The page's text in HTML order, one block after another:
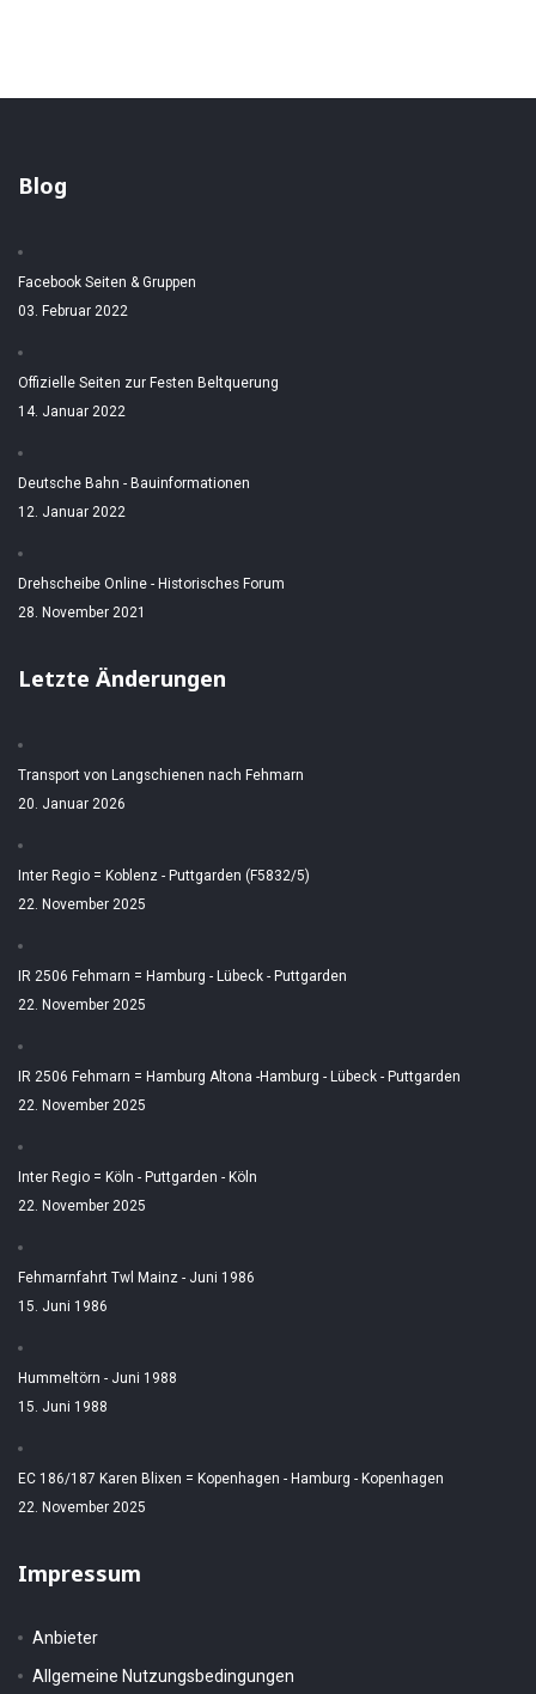
Blog
Facebook Seiten & Gruppen
03. Februar 2022
Offizielle Seiten zur Festen Beltquerung
14. Januar 2022
Deutsche Bahn - Bauinformationen
12. Januar 2022
Drehscheibe Online - Historisches Forum
28. November 2021
Letzte Änderungen
Transport von Langschienen nach Fehmarn
20. Januar 2026
Inter Regio = Koblenz - Puttgarden (F5832/5)
22. November 2025
IR 2506 Fehmarn = Hamburg - Lübeck - Puttgarden
22. November 2025
IR 2506 Fehmarn = Hamburg Altona -Hamburg - Lübeck - Puttgarden
22. November 2025
Inter Regio = Köln - Puttgarden - Köln
22. November 2025
Fehmarnfahrt Twl Mainz - Juni 1986
15. Juni 1986
Hummeltörn - Juni 1988
15. Juni 1988
EC 186/187 Karen Blixen = Kopenhagen - Hamburg - Kopenhagen
22. November 2025
Impressum
Anbieter
Allgemeine Nutzungsbedingungen